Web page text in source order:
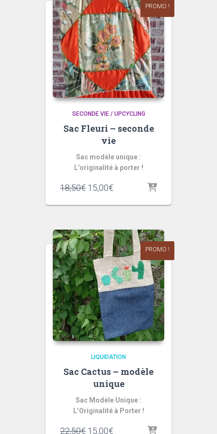
PROMO !
SECONDE VIE / UPCYCLING
Sac Fleuri – seconde
vie
Sac modèle unique :
L’originalité à porter !
18,50€ Original
was:
15,00€Current
is:
PROMO !
LIQUIDATION
Sac Cactus – modèle
unique
Sac Modèle Unique :
L’Originalité à Porter !
22,50€ Original
15,00€Current